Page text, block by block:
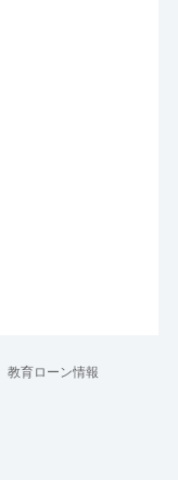
教育ローン情報